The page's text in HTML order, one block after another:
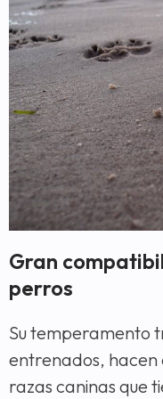
Gran
perros
Su temperamento
entrenados, hacen
razas caninas que